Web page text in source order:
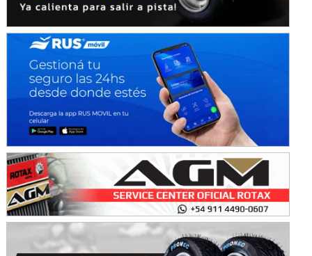
Rufino (Santa Fe)
TUCUMANO - F5
Juan Navarro (Asfalto)
El Timbó (Tucumán)